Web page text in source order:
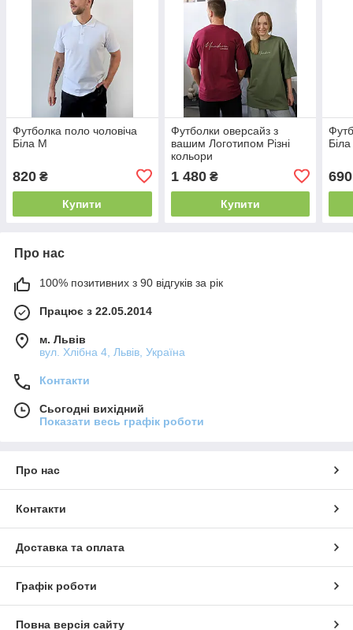
Футболка поло чоловіча
Біла M
820 ₴
Купити
Футболки оверсайз з
вашим Логотипом Різні
кольори
1 480₴
Купити
690
Про нас
100% позитивних з 90 відгуків за рік
Працює з 22.05.2014
м. Львів
вул. Хлібна 4, Львів, Україна
Контакти
Сьогодні вихідний
Показати весь графік роботи
Про нас
Контакти
Доставка та оплата
Графік роботи
Повна версія сайту